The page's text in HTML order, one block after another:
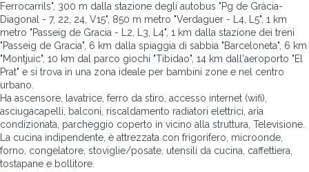
Ferrocarrils", 300 m dalla stazione degli autobus "Pg de Gràcia-
Diagonal - 7, 22, 24, V15", 850 m metro "Verdaguer - L4, L5", 1 km
metro "Passeig de Gracia - L2, L3, L4", 1 km dalla stazione dei treni
"Passeig de Gracia", 6 km dalla spiaggia di sabbia "Barceloneta", 6 km
"Montjuic", 10 km dal parco giochi "Tibidao", 14 km dall'aeroporto "El
Prat" e si trova in una zona ideale per bambini zone e nel centro
urbano.
Ha ascensore, lavatrice, ferro da stiro, accesso internet (wifi),
asciugacapelli, balconi, riscaldamento radiatori elettrici, aria
condizionata, parcheggio coperto in vicino alla struttura, Televisione.
La cucina indipendente, è attrezzata con frigorifero, microonde,
forno, congelatore, stoviglie/posate, utensili da cucina, caffettiera,
tostapane e bollitore.